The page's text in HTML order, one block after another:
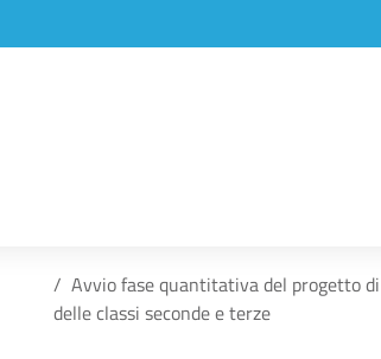
Avvio fase quantitativa del progetto
delle classi seconde e terze